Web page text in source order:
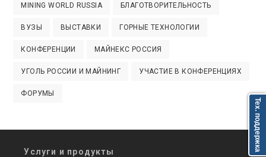
MINING WORLD RUSSIA БЛАГОТВОРИТЕЛЬНОСТЬ
ВУЗЫ ВЫСТАВКИ ГОРНЫЕ ТЕХНОЛОГИИ
КОНФЕРЕНЦИИ МАЙНЕКС РОССИЯ
УГОЛЬ РОССИИ И МАЙНИНГ УЧАСТИЕ В КОНФЕРЕНЦИЯХ
ФОРУМЫ
Услуги и продукты Тех. поддержка